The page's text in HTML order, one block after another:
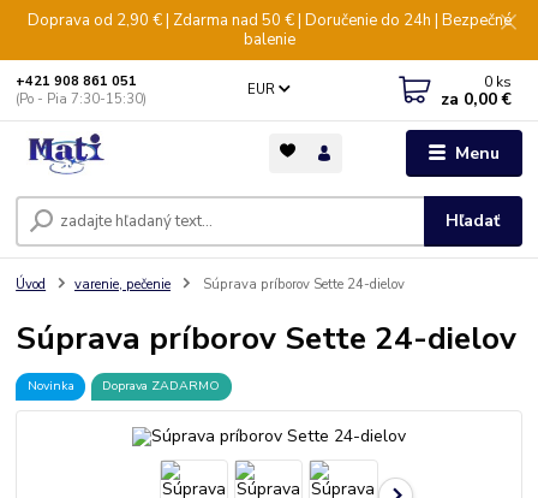
Doprava od 2,90 € | Zdarma nad 50 € | Doručenie do 24h | Bezpečné
balenie
Menu
EUR
Hľadať
+421 908 861 051
(Po - Pia 7:30-15:30)
0 ks
za 0,00 €
Úvod varenie, pečenie Súprava príborov Sette 24-dielov
Súprava príborov Sette 24-dielov
Novinka Doprava ZADARMO